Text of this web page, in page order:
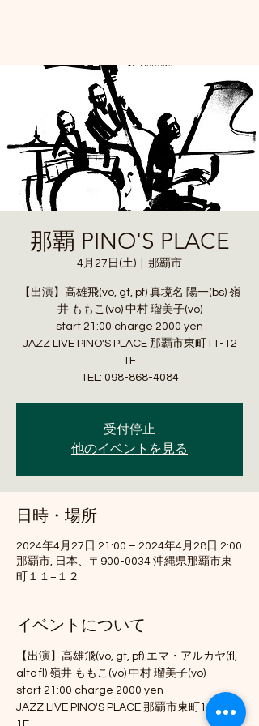
那覇 PINO'S PLACE
4月27日(土) 那覇市
【出演】高雄飛(vo, gt, pf) 真境名 陽一(bs) 嶺
井 ももこ(vo) 中村 瑠美子(vo)
start 21:00 charge 2000 yen
JAZZ LIVE PINO'S PLACE 那覇市東町11-12
1F
TEL: 098-868-4084
受付停止
他のイベントを見る
日時・場所
2024年4月27日 21:00 – 2024年4月28日 2:00
那覇市, 日本、〒900-0034 沖縄県那覇市東
町１１−１２
イベントについて
【出演】高雄飛(vo, gt, pf) エマ・アルカヤ(fl,
alto fl) 嶺井 ももこ(vo) 中村 瑠美子(vo)
start 21:00 charge 2000 yen
JAZZ LIVE PINO'S PLACE 那覇市東町11-12